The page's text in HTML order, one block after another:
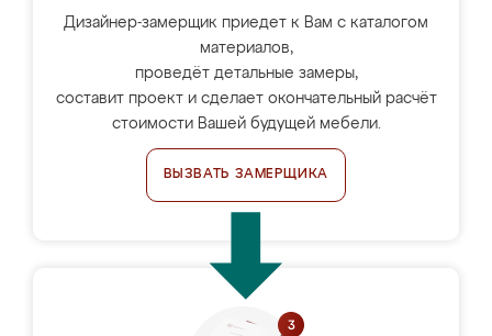
Дизайнер-замерщик приедет к Вам с каталогом
материалов,
проведёт детальные замеры,
составит проект и сделает окончательный расчёт
стоимости Вашей будущей мебели.
ВЫЗВАТЬ ЗАМЕРЩИКА